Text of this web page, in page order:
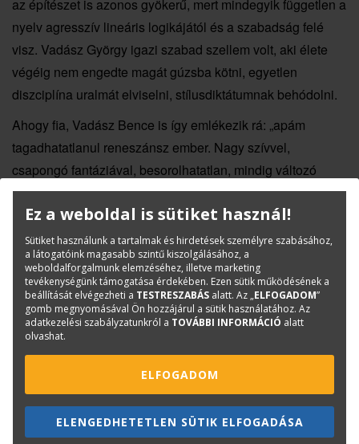
az építészet is azonos gyökerű, mert mindegyik független a
nyelv agresszív lineáris logikájától és a szabadság felé
visz. Vadász György igazi szabad szellem volt, aki élete
végéig nem engedte magát gúzsba kötni, egyetlen
diszciplína uralmát elviselni, stílusdiktátumnak behódolni.
Ahogy fia, Vadász Bence is így emlékezik rá: „apám
tagadhatatlanul reneszánsz ember. Nagy szívvel,
csapongó fantáziával, besorolhatatlan, mindig változó
építészettel, nagy romantikus gesztusokkal és korlátokat
nem ismerő emberi és szakmai virtussal” (Úton a
Moderntől a Minimalizmus felé, DLA értekezés, 2016.).
Magát „vidám öreg bohócnak” nevezve mindent viccre vett,
miközben nagyon is komolyan gondolt. Létezésünk
abszurd voltát talán nem is lehet másképp elviselni.
Ez a weboldal is sütiket használ!
Sütiket használunk a tartalmak és hirdetések személyre szabásához,
a látogatóink magasabb szintű kiszolgálásához, a
weboldalforgalmunk elemzéséhez, illetve marketing
tevékenységünk támogatása érdekében. Ezen sütik működésének a
beállítását elvégezheti a TESTRESZABÁS alatt. Az „ELFOGADOM”
gomb megnyomásával Ön hozzájárul a sütik használatához. Az
adatkezelési szabályzatunkról a TOVÁBBI INFORMÁCIÓ alatt
olvashat.
ELFOGADOM
ELENGEDHETETLEN SÜTIK ELFOGADÁSA